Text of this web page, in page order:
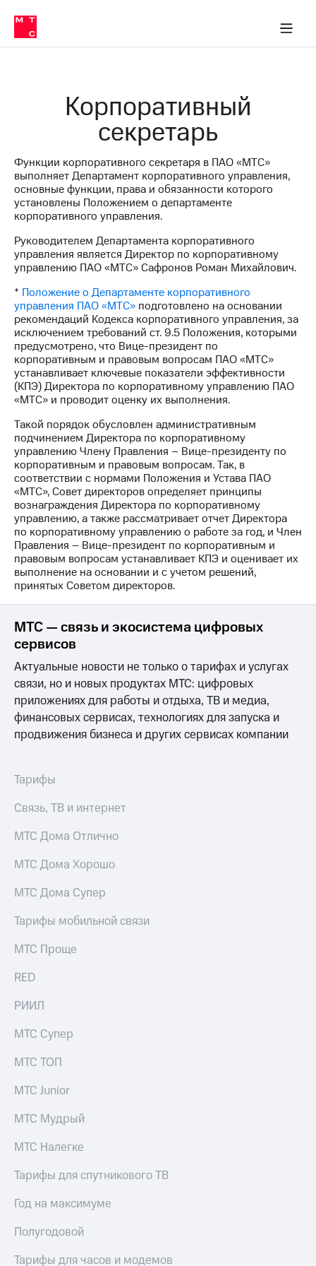
Медиа-центр
и акционерам
Устойчивое развитие
Комплаенс и деловая этика
компании
Карьера
в МТС
История
Руководство
региона
Правовая
Контакты
Медиа-центр
Пресс-
релизы
МТС
о технологиях
Достижения
Интервью
Финансовая
отчетность
Контакты
Пригласить
спикера
и акционерам
Корпоративное
управление
Корпоративный
секретарь
Раскрытие
информации
Информация
акционерам
ПАО
"МТС"
Собрания
акционеров
Личный
Контроль
аудит
акций
Описание
Программа
приобретения
выкупа
акций
Еврооблигации-2023
о
именных
Другое
Регистратор
Контакты
деловая этика
в МТС
МТС
о технологиях
Корпоративный
секретарь
Функции корпоративного секретаря в ПАО «МТС»
выполняет Департамент корпоративного управления,
основные функции, права и обязанности которого
установлены Положением о департаменте
корпоративного управления.
Руководителем Департамента корпоративного
управления является Директор по корпоративному
управлению ПАО «МТС» Сафронов Роман Михайлович.
* Положение о Департаменте корпоративного
управления ПАО «МТС» подготовлено на основании
рекомендаций Кодекса корпоративного управления, за
исключением требований ст. 9.5 Положения, которыми
предусмотрено, что Вице-президент по
корпоративным и правовым вопросам ПАО «МТС»
устанавливает ключевые показатели эффективности
(КПЭ) Директора по корпоративному управлению ПАО
«МТС» и проводит оценку их выполнения.
Такой порядок обусловлен административным
подчинением Директора по корпоративному
управлению Члену Правления – Вице-президенту по
корпоративным и правовым вопросам. Так, в
соответствии с нормами Положения и Устава ПАО
«МТС», Совет директоров определяет принципы
вознаграждения Директора по корпоративному
управлению, а также рассматривает отчет Директора
по корпоративному управлению о работе за год, и Член
Правления – Вице-президент по корпоративным и
правовым вопросам устанавливает КПЭ и оценивает их
выполнение на основании и с учетом решений,
принятых Советом директоров.
МТС — связь и экосистема цифровых
сервисов
Актуальные новости не только о тарифах и услугах
связи, но и новых продуктах МТС: цифровых
приложениях для работы и отдыха, ТВ и медиа,
финансовых сервисах, технологиях для запуска и
продвижения бизнеса и других сервисах компании
Тарифы
Связь, ТВ и интернет
МТС Дома Отлично
МТС Дома Хорошо
МТС Дома Супер
Тарифы мобильной связи
МТС Проще
RED
РИИЛ
МТС Супер
МТС ТОП
МТС Junior
МТС Мудрый
МТС Налегке
Тарифы для спутникового ТВ
Год на максимуме
Полугодовой
Тарифы для часов и модемов